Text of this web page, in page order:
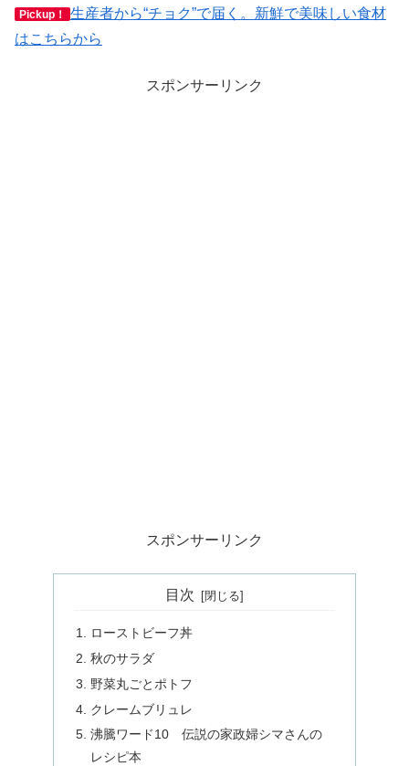
Pickup！
生産者から“チョク”で届く。新鮮で美味しい食材
はこちらから
スポンサーリンク
スポンサーリンク
目次
ローストビーフ丼
秋のサラダ
野菜丸ごとポトフ
クレームブリュレ
沸騰ワード10 伝説の家政婦シマさんの
レシピ本